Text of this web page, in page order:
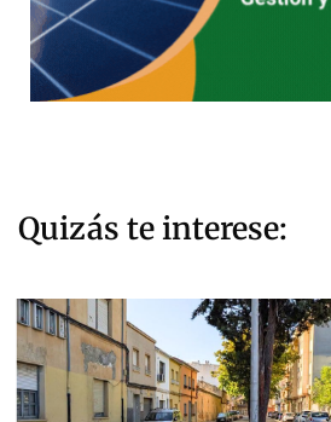
Quizás te interese: